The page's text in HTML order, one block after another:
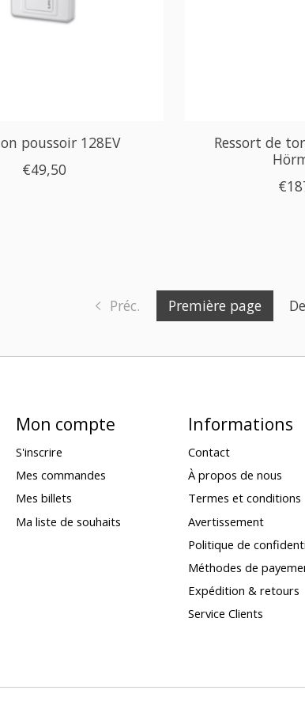
poussoir 128EV
€49,50
Ressort de
Préc. Première page
Mon compte
S'inscrire
Mes commandes
Mes billets
Ma liste de souhaits
Informations
Contact
À propos de nous
Termes et conditions
Avertissement
Politique de
Méthodes de
Expédition & retours
Service Clients